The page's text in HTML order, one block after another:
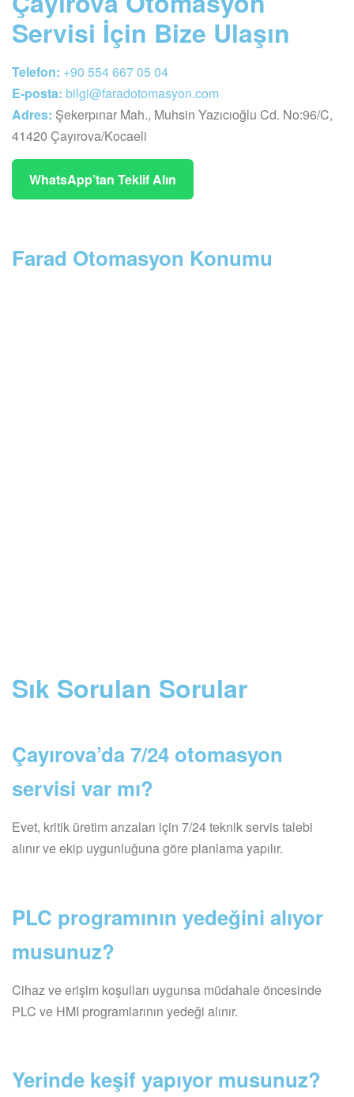
Servisi İçin Bize Ulaşın
Telefon: +90 554 667 05 04
E-posta: bilgi@faradotomasyon.com
Adres: Şekerpınar Mah., Muhsin Yazıcıoğlu Cd. No:96/C,
41420 Çayırova/Kocaeli
WhatsApp’tan Teklif Alın
Farad Otomasyon Konumu
Sık Sorulan Sorular
Çayırova’da 7/24 otomasyon
servisi var mı?
Evet, kritik üretim arızaları için 7/24 teknik servis talebi
alınır ve ekip uygunluğuna göre planlama yapılır.
PLC programının yedeğini alıyor
musunuz?
Cihaz ve erişim koşulları uygunsa müdahale öncesinde
PLC ve HMI programlarının yedeği alınır.
Yerinde keşif yapıyor musunuz?